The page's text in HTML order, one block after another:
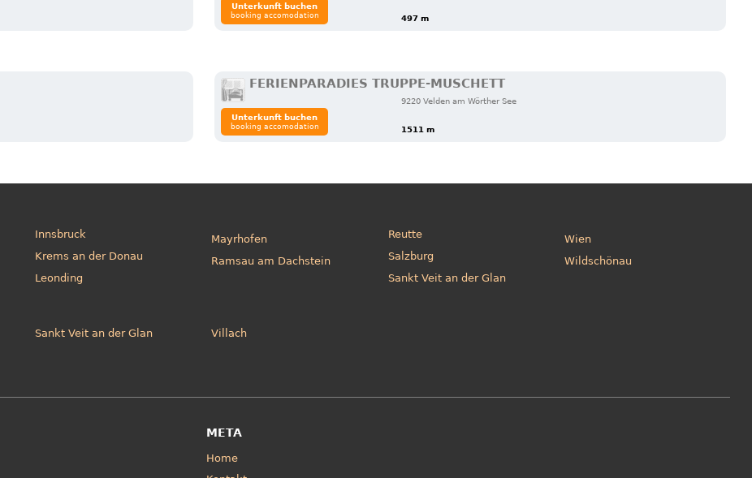
497 m
Unterkunft buchen
booking accomodation
FERIENPARADIES TRUPPE-MUSCHETT
9220 Velden am Wörther See
1511 m
Unterkunft buchen
booking accomodation
Innsbruck
Krems an der Donau
Leonding
Mayrhofen
Ramsau am Dachstein
Reutte
Salzburg
Sankt Veit an der Glan
Wien
Wildschönau
Sankt Veit an der Glan Villach
META
Home